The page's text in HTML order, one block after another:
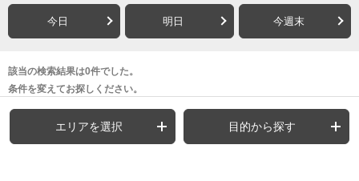
今日 明日 今週末
該当の検索結果は0件でした。
条件を変えてお探しください。
エリアを選択 目的から探す